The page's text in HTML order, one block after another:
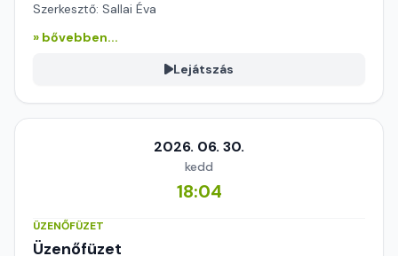
Szerkesztő: Sallai Éva
» bővebben...
Lejátszás
2026. 06. 30.
kedd
18:04
ÜZENŐFÜZET
Üzenőfüzet